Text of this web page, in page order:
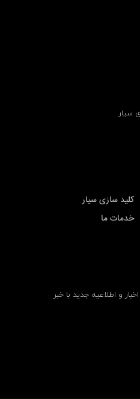
سیار
کلید سازی سیار
خدمات ما
و اطلاعیه جدید با خبر